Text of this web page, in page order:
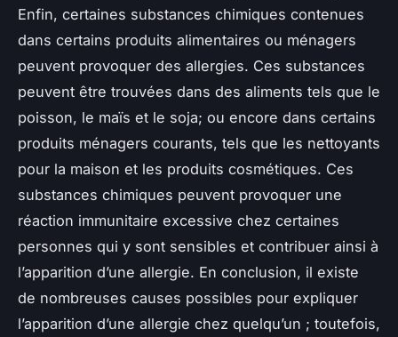
Enfin, certaines substances chimiques contenues
dans certains produits alimentaires ou ménagers
peuvent provoquer des allergies. Ces substances
peuvent être trouvées dans des aliments tels que le
poisson, le maïs et le soja; ou encore dans certains
produits ménagers courants, tels que les nettoyants
pour la maison et les produits cosmétiques. Ces
substances chimiques peuvent provoquer une
réaction immunitaire excessive chez certaines
personnes qui y sont sensibles et contribuer ainsi à
l’apparition d’une allergie. En conclusion, il existe
de nombreuses causes possibles pour expliquer
l’apparition d’une allergie chez quelqu’un ; toutefois,